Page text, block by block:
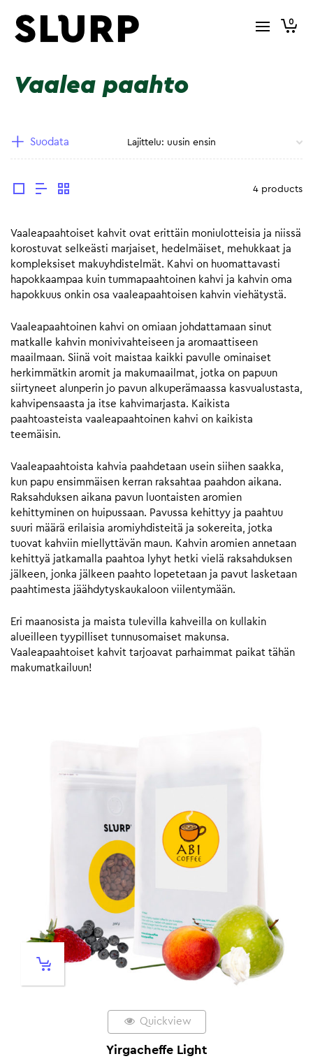
0
Vaalea paahto
Suodata
4 products
Vaaleapaahtoiset kahvit ovat erittäin moniulotteisia ja niissä
korostuvat selkeästi marjaiset, hedelmäiset, mehukkaat ja
kompleksiset makuyhdistelmät. Kahvi on huomattavasti
hapokkaampaa kuin tummapaahtoinen kahvi ja kahvin oma
hapokkuus onkin osa vaaleapaahtoisen kahvin viehätystä.
Vaaleapaahtoinen kahvi on omiaan johdattamaan sinut
matkalle kahvin monivivahteiseen ja aromaattiseen
maailmaan. Siinä voit maistaa kaikki pavulle ominaiset
herkimmätkin aromit ja makumaailmat, jotka on papuun
siirtyneet alunperin jo pavun alkuperämaassa kasvualustasta,
kahvipensaasta ja itse kahvimarjasta. Kaikista
paahtoasteista vaaleapaahtoinen kahvi on kaikista
teemäisin.
Vaaleapaahtoista kahvia paahdetaan usein siihen saakka,
kun papu ensimmäisen kerran raksahtaa paahdon aikana.
Raksahduksen aikana pavun luontaisten aromien
kehittyminen on huipussaan. Pavussa kehittyy ja paahtuu
suuri määrä erilaisia aromiyhdisteitä ja sokereita, jotka
tuovat kahviin miellyttävän maun. Kahvin aromien annetaan
kehittyä jatkamalla paahtoa lyhyt hetki vielä raksahduksen
jälkeen, jonka jälkeen paahto lopetetaan ja pavut lasketaan
paahtimesta jäähdytyskaukaloon viilentymään.
Eri maanosista ja maista tulevilla kahveilla on kullakin
alueilleen tyypilliset tunnusomaiset makunsa.
Vaaleapaahtoiset kahvit tarjoavat parhaimmat paikat tähän
makumatkailuun!
Quickview
Yirgacheffe Light